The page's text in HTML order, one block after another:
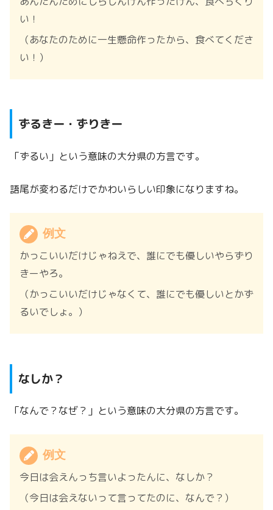
い！
（あなたのために一生懸命作ったから、食べてくださ
い！）
ずるきー・ずりきー
「ずるい」という意味の大分県の方言です。
語尾が変わるだけでかわいらしい印象になりますね。
例文
かっこいいだけじゃねえで、誰にでも優しいやらずり
きーやろ。
（かっこいいだけじゃなくて、誰にでも優しいとかず
るいでしょ。）
なしか？
「なんで？なぜ？」という意味の大分県の方言です。
例文
今日は会えんっち言いよったんに、なしか？
（今日は会えないって言ってたのに、なんで？）